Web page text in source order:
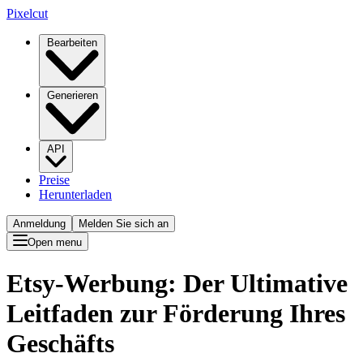
Pixelcut
Bearbeiten
Generieren
API
Preise
Herunterladen
Anmeldung
Melden Sie sich an
Open menu
Etsy-Werbung: Der Ultimative
Leitfaden zur Förderung Ihres
Geschäfts